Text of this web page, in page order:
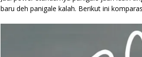
baru deh panigale kalah. Berikut ini